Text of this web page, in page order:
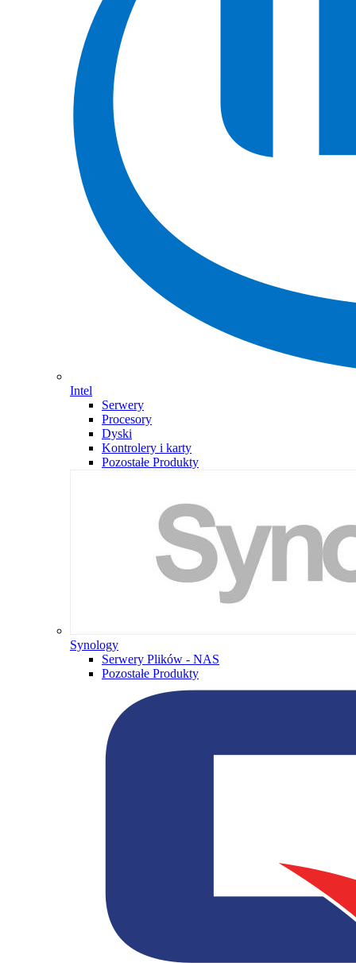
Intel
Serwery
Procesory
Dyski
Kontrolery i karty
Pozostałe Produkty
Synology
Serwery Plików - NAS
Pozostałe Produkty